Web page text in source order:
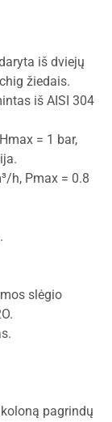
iš dviejų
žiedais.
iš AISI 304
= 1 bar,
h, Pmax = 0.8
slėgio
pagrindų